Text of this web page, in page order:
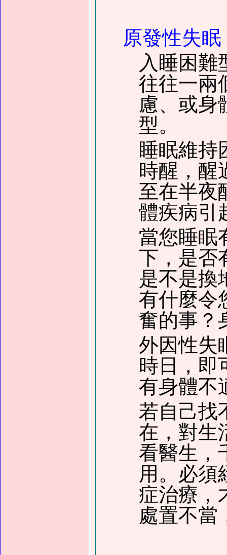
原發性失眠
入睡困難
往往一兩
慮、或身
型。
睡眠維持
時醒，醒
至在半夜
體疾病引
當您睡眠
下，是否
是不是換
有什麼令
奮的事
外因性失
時日，即
有身體不
若自己找
在，對生
看醫生，
用。必須
症治療，
處置不當